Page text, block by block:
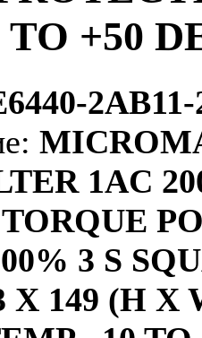
TO +50
1AC
3 S
X 149 (H X